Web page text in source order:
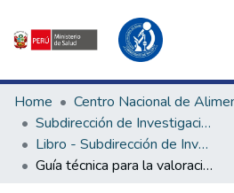
Communities & Collections
All of DSpace
Statistics
Estadísticas Externas
Home
Subdirección de Investigación y Tecnologías en Alimentación y Vida Saludable
Libro - Subdirección de Investigación y Tecnologías en Alimentación y Vida Saludable
Guía técnica para la valoración nutricional antropométrica de la niña y el niño de 0 a 11 años